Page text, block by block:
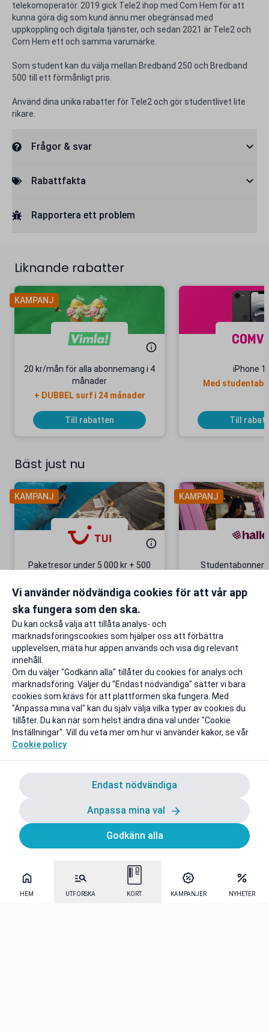
HEM UTFORSKA KORT KAMPANJER NYHETER
telekomoperatör. 2019 gick Tele2 ihop med Com Hem för att
kunna göra dig som kund ännu mer obegränsad med
uppkoppling och digitala tjänster, och sedan 2021 är Tele2 och
Com Hem ett och samma varumärke.
Som student kan du välja mellan Bredband 250 och Bredband
500 till ett förmånligt pris.
Använd dina unika rabatter för Tele2 och gör studentlivet lite
rikare.
Frågor & svar
Rabattfakta
Rapportera ett problem
Liknande rabatter
KAMPANJ
20 kr/mån för alla abonnemang i 4
månader
+ DUBBEL surf i 24 månader
Till rabatten
iPhone
Med
Till
Bäst just nu
KAMPANJ
Paketresor under 5 000 kr + 500
Gäller även på redan prissänkta
Till rabatten
KAMPANJ
+ 20 GB
Vi använder nödvändiga cookies för att vår app
ska fungera som den ska.
Du kan också välja att tillåta analys- och
marknadsföringscookies som hjälper oss att förbättra
upplevelsen, mäta hur appen används och visa dig relevant
innehåll.
Om du väljer "Godkänn alla" tillåter du cookies för analys och
marknadsföring. Väljer du "Endast nödvändiga" sätter vi bara
cookies som krävs för att plattformen ska fungera. Med
"Anpassa mina val" kan du själv välja vilka typer av cookies du
tillåter. Du kan när som helst ändra dina val under "Cookie
Inställningar". Vill du veta mer om hur vi använder kakor, se vår
Cookie policy
Endast nödvändiga
Anpassa mina val
Godkänn alla